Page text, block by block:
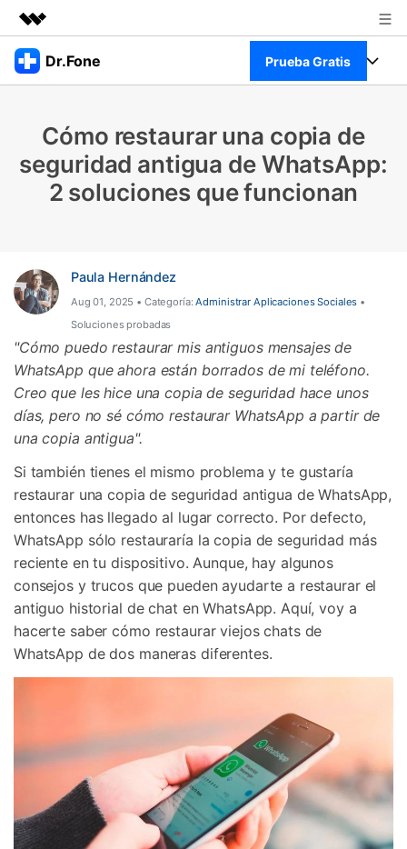
Productos destacados
Resumen
Soluciones
Quiénes somos
Sala de prensa
Dr.Fone Prueba Gratis
Ver Kit Completo >
Productos
Para PC
Herramientas Online
Guías
Soporte
Blog
Transferencia de Datos
Gestor de Datos
Reparación de Móviles
Protección del Móvil
Encuentra Más Soluciones
Desbloqueo FRP en Android 16
Iniciar sesión
Cómo restaurar una copia de
seguridad antigua de WhatsApp:
2 soluciones que funcionan
Paula Hernández
Aug 01, 2025 • Categoría:Administrar Aplicaciones Sociales •
Soluciones probadas
"Cómo puedo restaurar mis antiguos mensajes de
WhatsApp que ahora están borrados de mi teléfono.
Creo que les hice una copia de seguridad hace unos
días, pero no sé cómo restaurar WhatsApp a partir de
una copia antigua".
Si también tienes el mismo problema y te gustaría
restaurar una copia de seguridad antigua de WhatsApp,
entonces has llegado al lugar correcto. Por defecto,
WhatsApp sólo restauraría la copia de seguridad más
reciente en tu dispositivo. Aunque, hay algunos
consejos y trucos que pueden ayudarte a restaurar el
antiguo historial de chat en WhatsApp. Aquí, voy a
hacerte saber cómo restaurar viejos chats de
WhatsApp de dos maneras diferentes.